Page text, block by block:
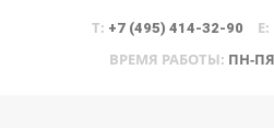
Т: +7 (495) 414-32-90 E:
ВРЕМЯ РАБОТЫ: ПН-